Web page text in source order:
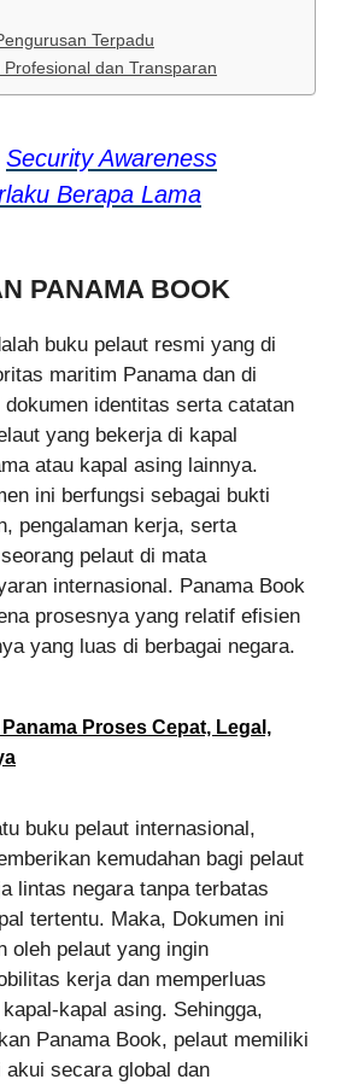
Terpadu
Profesional dan Transparan
Security Awareness
Berapa Lama
PANAMA BOOK
buku pelaut resmi yang di
maritim Panama dan di
dokumen identitas serta catatan
yang bekerja di kapal
atau kapal asing lainnya.
ini berfungsi sebagai bukti
pengalaman kerja, serta
pelaut di mata
internasional. Panama Book
prosesnya yang relatif efisien
yang luas di berbagai negara.
Proses Cepat, Legal,
buku pelaut internasional,
kemudahan bagi pelaut
lintas negara tanpa terbatas
tertentu. Maka, Dokumen ini
oleh pelaut yang ingin
kerja dan memperluas
kapal asing. Sehingga,
Panama Book, pelaut memiliki
akui secara global dan